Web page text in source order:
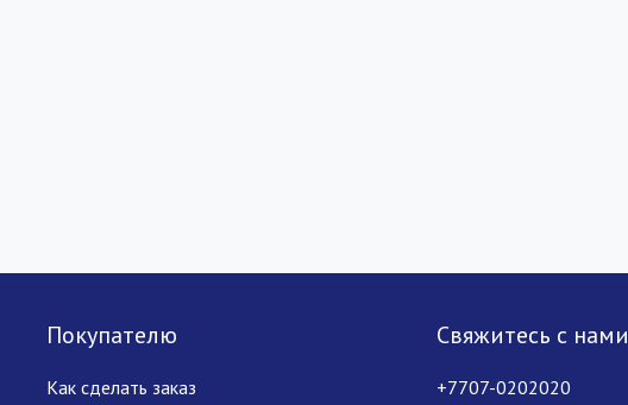
Покупателю
Как сделать заказ
Свяжитесь с нами
+7707-0202020